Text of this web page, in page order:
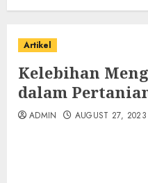
Artikel
Kelebihan
dalam
ADMIN AUGUST 27, 2023